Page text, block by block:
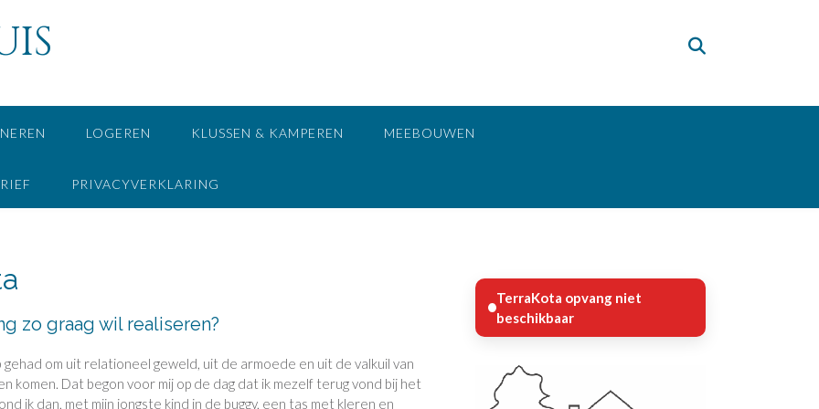
LOGEREN KLUSSEN & KAMPEREN MEEBOUWEN
PRIVACYVERKLARING
zo graag wil realiseren?
om uit relationeel geweld, uit de armoede en uit de valkuil van
komen. Dat begon voor mij op de dag dat ik mezelf terug vond bij het
ik dan, met mijn jongste kind in de buggy, een tas met kleren en
TerraKota opvang niet
beschikbaar